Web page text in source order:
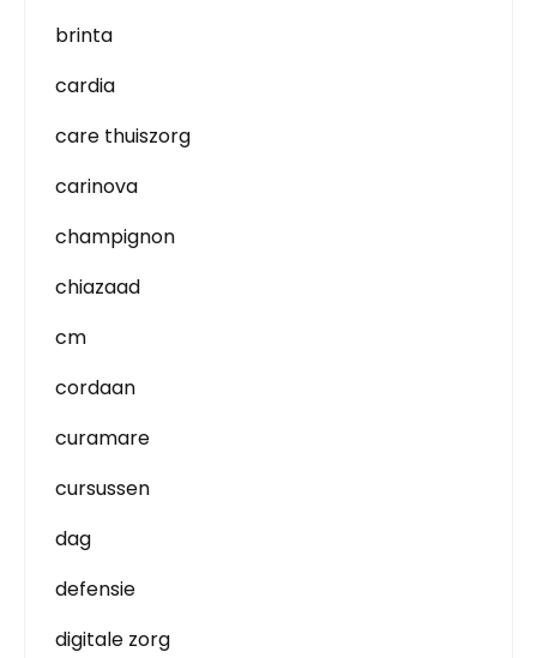
brinta
cardia
care thuiszorg
carinova
champignon
chiazaad
cm
cordaan
curamare
cursussen
dag
defensie
digitale zorg